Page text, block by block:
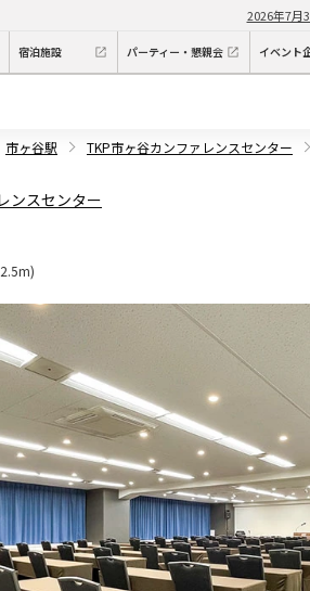
2026年7月
宿泊施設 パーティー・懇親会 イベント
市ヶ谷駅 TKP市ヶ谷カンファレンスセンター
ンスセンター